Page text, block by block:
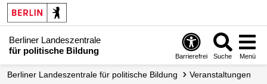
Berliner Landeszentrale
für politische Bildung
Barrierefrei Suche Menü
Berliner Landeszentrale für politische Bildung
Veranstaltungen